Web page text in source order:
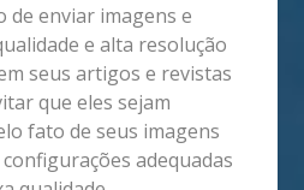
de enviar imagens e
e alta resolução
seus artigos e revistas
que eles sejam
fato de seus imagens
adequadas